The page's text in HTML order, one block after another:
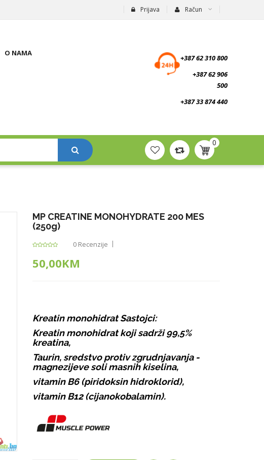
Prijava Račun
O NAMA
+387 62 310 800
+387 62 906
500
+387 33 874 440
0
MP CREATINE MONOHYDRATE 200 MES
(250g)
0 Recenzije
50,00KM
Kreatin monohidrat Sastojci:
Kreatin monohidrat koji sadrži 99,5%
kreatina,
Taurin, sredstvo protiv zgrudnjavanja -
magnezijeve soli masnih kiselina,
vitamin B6 (piridoksin hidroklorid),
vitamin B12 (cijanokobalamin).